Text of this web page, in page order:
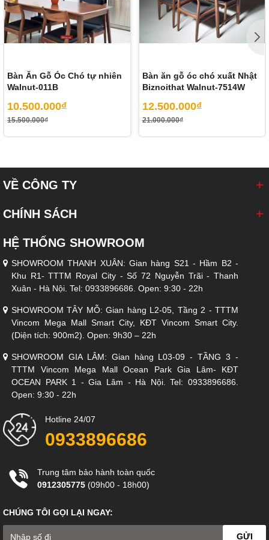
Bàn Ăn Gỗ Óc Chó tự nhiên
Walnut-011B
10.500.000₫
15.500.000₫
Bàn ăn gỗ óc chó xuất Nhật
Biznoithat Walnut-7514W
12.500.000₫
21.000.000₫
VỀ CÔNG TY
CHÍNH SÁCH
HỆ THỐNG SHOWROOM
SHOWROOM THANH XUÂN: Gian hàng S21 - Hầm B2 -
Khu R1- TTTM Royal City - Số 72 Nguyễn Trãi - Thanh
Xuân - Hà Nội. Tel: 0933896686. Open: 9:30 - 22h
SHOWROOM TÂY MỖ: Gian hàng L2-05, Tầng 2 - TTTM
Vincom Mega Mall Smart City, KĐT Vincom Smart City.
(Diện tích: 900m2). Open: 9h30 – 22h
SHOWROOM GIA LÂM: Gian hàng L03-09 - TẦNG 3 -
TTTM Vincom Mega Mall Ocean Park Gia Lâm- KĐT
OCEAN PARK 1 - Gia Lâm - Hà Nội. Tel: 0933896686.
Open: 9:30 - 22h
Hotline 24/07
0933896686
Trung tâm bảo hành toàn quốc
0912305775 (09h00 - 18h00)
CHÚNG TÔI GỌI LẠI NGAY:
GỬI